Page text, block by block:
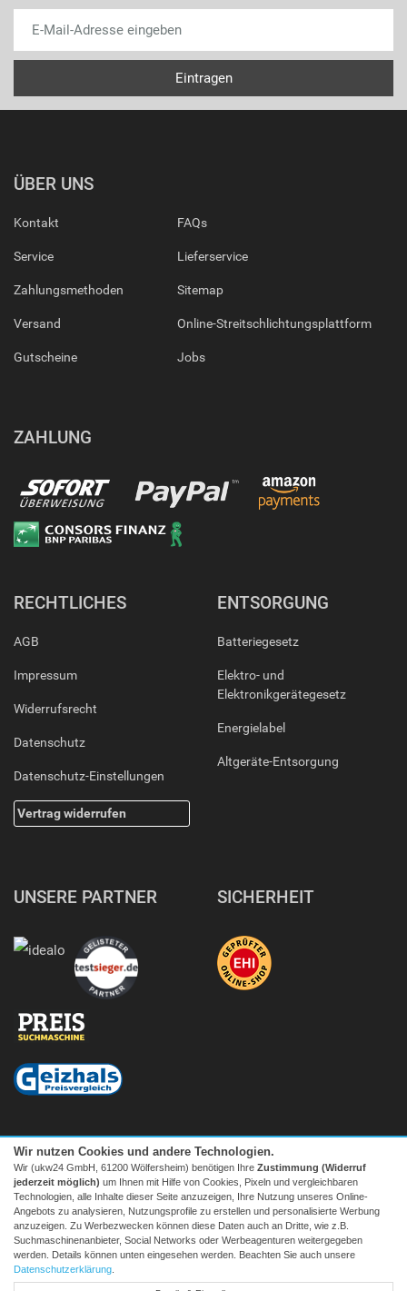
ÜBER UNS
Kontakt
Service
Zahlungsmethoden
Versand
Gutscheine
FAQs
Lieferservice
Sitemap
Online-Streitschlichtungsplattform
Jobs
ZAHLUNG
RECHTLICHES
AGB
Impressum
Widerrufsrecht
Datenschutz
Datenschutz-Einstellungen
Vertrag widerrufen
ENTSORGUNG
Batteriegesetz
Elektro- und
Elektronikgerätegesetz
Energielabel
Altgeräte-Entsorgung
UNSERE PARTNER SICHERHEIT
Facebook| twitter
Wir nutzen Cookies und andere Technologien.
Wir (ukw24 GmbH, 61200 Wölfersheim) benötigen Ihre Zustimmung (Widerruf
jederzeit möglich) um Ihnen mit Hilfe von Cookies, Pixeln und vergleichbaren
Technologien, alle Inhalte dieser Seite anzuzeigen, Ihre Nutzung unseres Online-
Angebots zu analysieren, Nutzungsprofile zu erstellen und personalisierte Werbung
anzuzeigen. Zu Werbezwecken können diese Daten auch an Dritte, wie z.B.
Suchmaschinenanbieter, Social Networks oder Werbeagenturen weitergegeben
werden. Details können unten eingesehen werden. Beachten Sie auch unsere
Datenschutzerklärung